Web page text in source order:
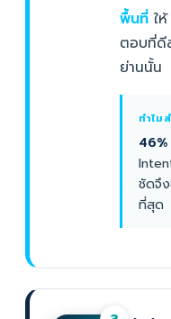
พื้นที่ ใ
ตอบที่ดี
ย่านนั้น
ทำไม
46%
ชัดจึ
ที่สุด